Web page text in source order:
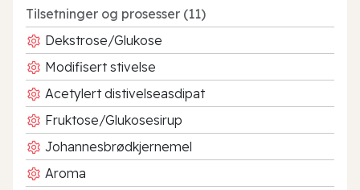
Tilsetninger og prosesser (11)
Dekstrose/Glukose
Modifisert stivelse
Acetylert distivelseasdipat
Fruktose/Glukosesirup
Johannesbrødkjernemel
Aroma